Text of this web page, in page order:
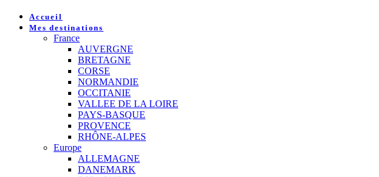
Accueil
Mes destinations
France
AUVERGNE
BRETAGNE
CORSE
NORMANDIE
OCCITANIE
VALLEE DE LA LOIRE
PAYS-BASQUE
PROVENCE
RHÔNE-ALPES
Europe
ALLEMAGNE
DANEMARK